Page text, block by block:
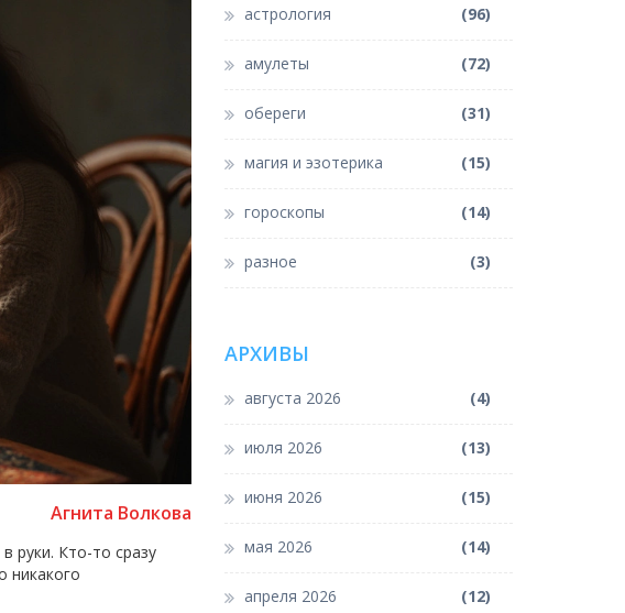
Агнита Волкова
руки. Кто-то сразу
никакого
астрология (96)
амулеты (72)
обереги (31)
магия и эзотерика (15)
гороскопы (14)
разное (3)
АРХИВЫ
августа 2026 (4)
июля 2026 (13)
июня 2026 (15)
мая 2026 (14)
апреля 2026 (12)